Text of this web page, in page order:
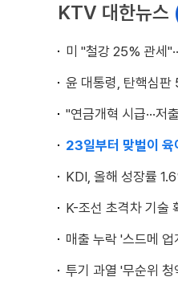
KTV 대한뉴스
미 "철강 25% 관세
윤 대통령, 탄핵심판
"연금개혁 시급···저
23일부터 맞벌이
KDI, 올해 성장률
K-조선 초격차 기술
매출 누락 '스드메 업
투기 과열 '무순위 청